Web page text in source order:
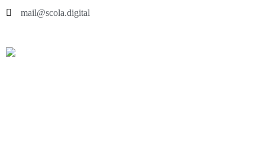
mail@scola.digital